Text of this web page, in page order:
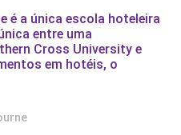
é a única escola hoteleira
entre uma
Cross University e
em hotéis, o